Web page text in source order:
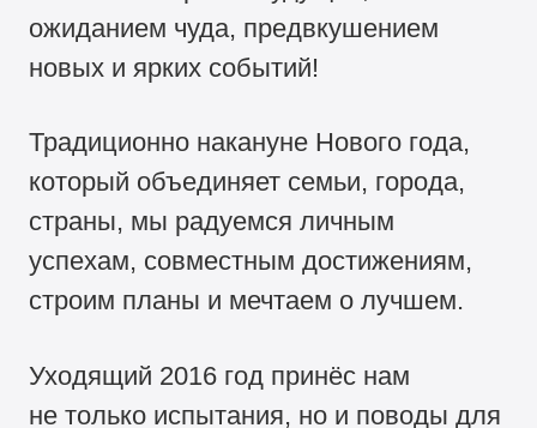
ожиданием чуда, предвкушением
новых и ярких событий!
Традиционно накануне Нового года,
который объединяет семьи, города,
страны, мы радуемся личным
успехам, совместным достижениям,
строим планы и мечтаем о лучшем.
Уходящий 2016 год принёс нам
не только испытания, но и поводы для